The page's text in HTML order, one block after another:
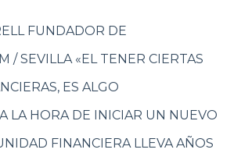
FUNDADOR DE
/ SEVILLA «EL TENER CIERTAS
ES ALGO
LA HORA DE INICIAR UN NUEVO
FINANCIERA LLEVA AÑOS